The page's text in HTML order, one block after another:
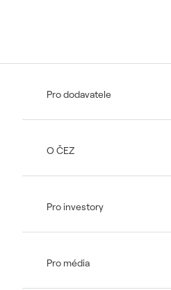
Pro dodavatele
O ČEZ
Pro investory
Pro média